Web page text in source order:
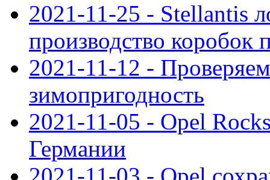
2021-11-25 - Stellantis
производство коробок
2021-11-12 -
зимопригодность
2021-11-05 - Opel
Германии